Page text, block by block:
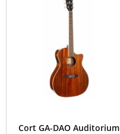
Cort GA-DAO Auditorium